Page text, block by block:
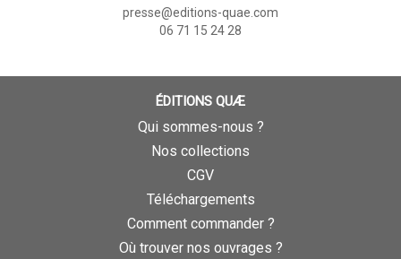
presse@editions-quae.com
06 71 15 24 28
ÉDITIONS QUÆ
Qui sommes-nous ?
Nos collections
CGV
Téléchargements
Comment commander ?
Où trouver nos ouvrages ?